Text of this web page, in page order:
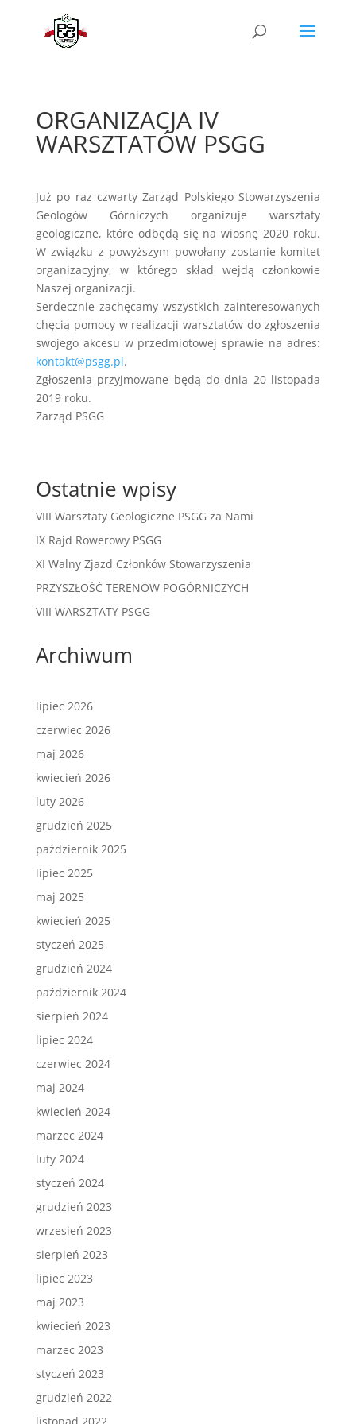
ORGANIZACJA IV
WARSZTATÓW PSGG
Już po raz czwarty Zarząd Polskiego Stowarzyszenia
Geologów Górniczych organizuje warsztaty
geologiczne, które odbędą się na wiosnę 2020 roku.
W związku z powyższym powołany zostanie komitet
organizacyjny, w którego skład wejdą członkowie
Naszej organizacji.
Serdecznie zachęcamy wszystkich zainteresowanych
chęcią pomocy w realizacji warsztatów do zgłoszenia
swojego akcesu w przedmiotowej sprawie na adres:
kontakt@psgg.pl.
Zgłoszenia przyjmowane będą do dnia 20 listopada
2019 roku.
Zarząd PSGG
Ostatnie wpisy
VIII Warsztaty Geologiczne PSGG za Nami
IX Rajd Rowerowy PSGG
XI Walny Zjazd Członków Stowarzyszenia
PRZYSZŁOŚĆ TERENÓW POGÓRNICZYCH
VIII WARSZTATY PSGG
Archiwum
lipiec 2026
czerwiec 2026
maj 2026
kwiecień 2026
luty 2026
grudzień 2025
październik 2025
lipiec 2025
maj 2025
kwiecień 2025
styczeń 2025
grudzień 2024
październik 2024
sierpień 2024
lipiec 2024
czerwiec 2024
maj 2024
kwiecień 2024
marzec 2024
luty 2024
styczeń 2024
grudzień 2023
wrzesień 2023
sierpień 2023
lipiec 2023
maj 2023
kwiecień 2023
marzec 2023
styczeń 2023
grudzień 2022